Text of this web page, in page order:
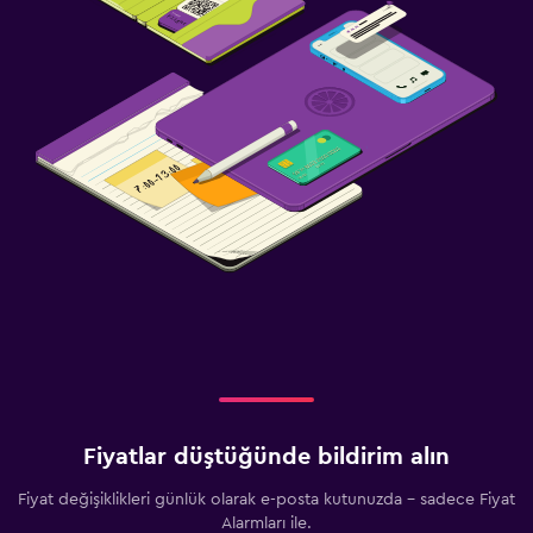
Fiyatlar düştüğünde bildirim alın
Fiyat değişiklikleri günlük olarak e-posta kutunuzda - sadece Fiyat
Alarmları ile.